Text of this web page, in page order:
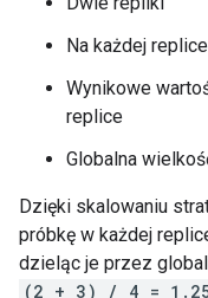
Na każdej
Wynikowe
replice
Globalna
Dzięki skalowaniu
próbkę w każdej
dzieląc je przez
(2 + 3) / 4 =